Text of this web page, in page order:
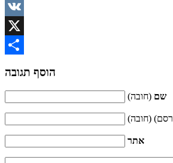
Telegram
VK
X
הוסף תגובה
שם (חובה)
(חובה)
אתר